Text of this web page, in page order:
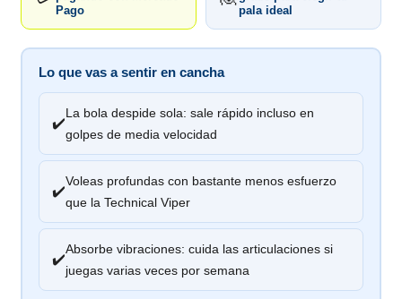
Pago
pala ideal
Lo que vas a sentir en cancha
✔️
La bola despide sola: sale rápido incluso en
golpes de media velocidad
✔️
Voleas profundas con bastante menos esfuerzo
que la Technical Viper
✔️
Absorbe vibraciones: cuida las articulaciones si
juegas varias veces por semana